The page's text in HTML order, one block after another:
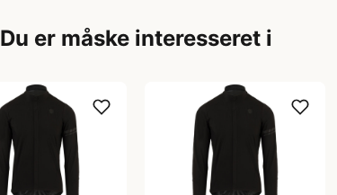
Du er måske interesseret i